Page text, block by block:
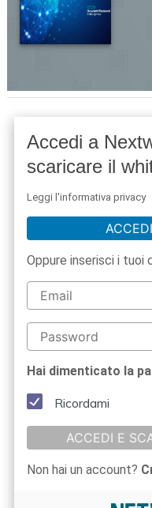
Accedi a
scaricare il
Leggi l'informativa privacy
Oppure inserisci i tuoi
Hai dimenticato la
Ricordami
ACCEDI E
Non hai un account?